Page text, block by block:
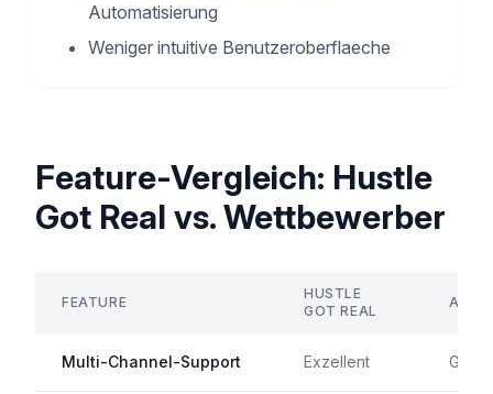
Automatisierung
Weniger intuitive Benutzeroberflaeche
Feature-Vergleich: Hustle
Got Real vs. Wettbewerber
FEATURE
HUSTLE
GOT REAL
Multi-Channel-Support Exzellent Gut